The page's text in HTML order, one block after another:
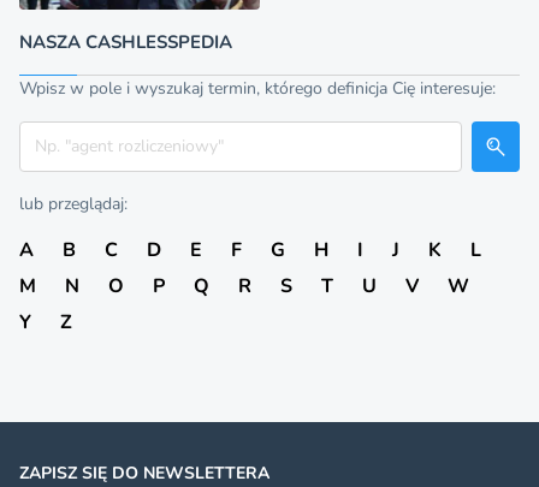
NASZA CASHLESSPEDIA
Wpisz w pole i wyszukaj termin, którego definicja Cię interesuje:
Szukaj
lub przeglądaj:
A B C D E F G H I J K
L
M
N O P Q R S T U V
W
Y
Z
ZAPISZ SIĘ DO NEWSLETTERA